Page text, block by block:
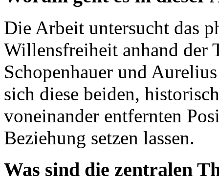
Die Arbeit untersucht das
Willensfreiheit anhand der
Schopenhauer und
sich diese beiden,
voneinander entfernten
Beziehung setzen lassen.
Was sind die zentralen